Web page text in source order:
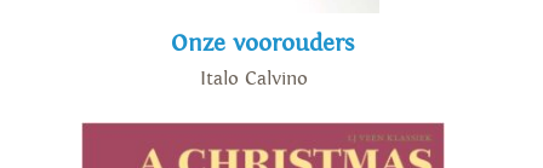
Onze voorouders
Italo Calvino